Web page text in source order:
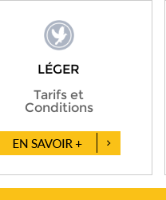
LÉGER
Tarifs et
Conditions